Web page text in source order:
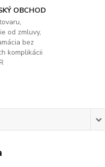
OBCHOD
od zmluvy,
bez
komplikácii